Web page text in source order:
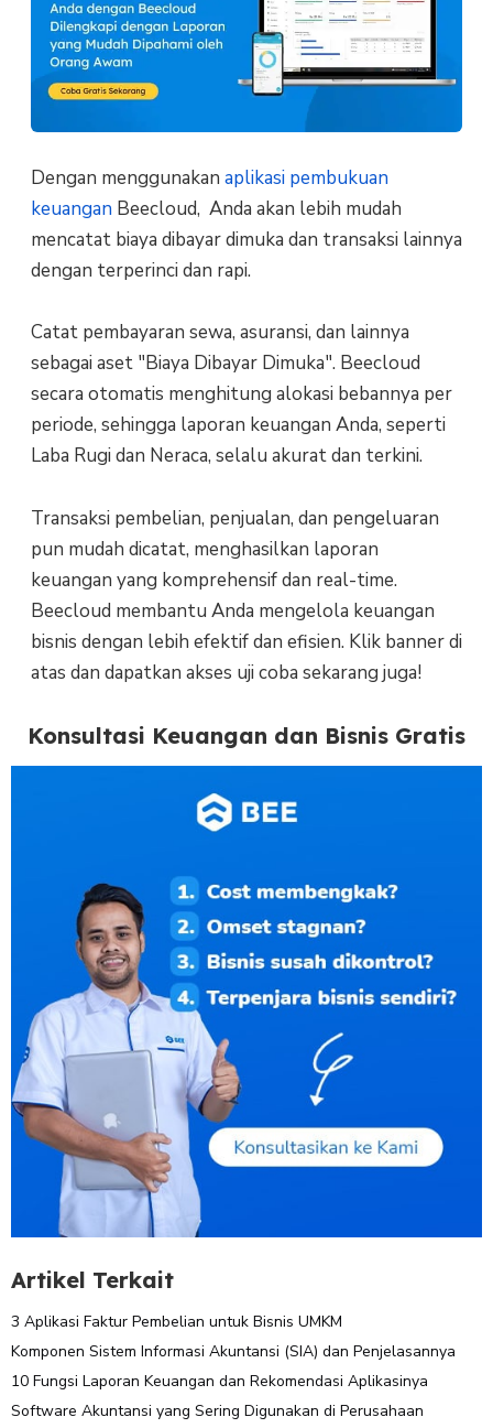
Dengan menggunakan aplikasi pembukuan
keuangan Beecloud, Anda akan lebih mudah
mencatat biaya dibayar dimuka dan transaksi lainnya
dengan terperinci dan rapi.
Catat pembayaran sewa, asuransi, dan lainnya
sebagai aset "Biaya Dibayar Dimuka". Beecloud
secara otomatis menghitung alokasi bebannya per
periode, sehingga laporan keuangan Anda, seperti
Laba Rugi dan Neraca, selalu akurat dan terkini.
Transaksi pembelian, penjualan, dan pengeluaran
pun mudah dicatat, menghasilkan laporan
keuangan yang komprehensif dan real-time.
Beecloud membantu Anda mengelola keuangan
bisnis dengan lebih efektif dan efisien. Klik banner di
atas dan dapatkan akses uji coba sekarang juga!
Konsultasi Keuangan dan Bisnis Gratis
Artikel Terkait
3 Aplikasi Faktur Pembelian untuk Bisnis UMKM
Komponen Sistem Informasi Akuntansi (SIA) dan Penjelasannya
10 Fungsi Laporan Keuangan dan Rekomendasi Aplikasinya
Software Akuntansi yang Sering Digunakan di Perusahaan